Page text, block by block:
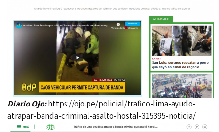
Diario Ojo:https://ojo.pe/policial/trafico-lima-ayudo-
atrapar-banda-criminal-asalto-hostal-315395-noticia/